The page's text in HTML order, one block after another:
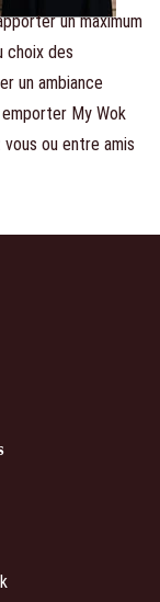
un maximum
choix des
un ambiance
My Wok
ou entre amis